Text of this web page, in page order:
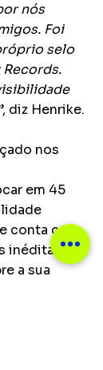
nós
Foi
selo
Records.
diz Henrike.
nos
em 45
conta com
inéditas da
a sua